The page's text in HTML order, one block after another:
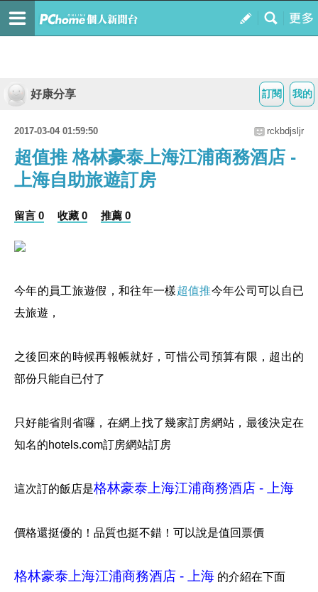
我的
訂閱
好康分享
2017-03-04 01:59:50 rckbdjsljr
超值推 格林豪泰上海江浦商務酒店 -
上海自助旅遊訂房
留言 0 收藏 0 推薦 0
今年的員工旅遊假，和往年一樣超值推今年公司可以自已
去旅遊，
之後回來的時候再報帳就好，可惜公司預算有限，超出的
部份只能自已付了
只好能省則省囉，在網上找了幾家訂房網站，最後決定在
知名的hotels.com訂房網站訂房
這次訂的飯店是格林豪泰上海江浦商務酒店 - 上海
價格還挺優的！品質也挺不錯！可以說是值回票價
格林豪泰上海江浦商務酒店 - 上海 的介紹在下面